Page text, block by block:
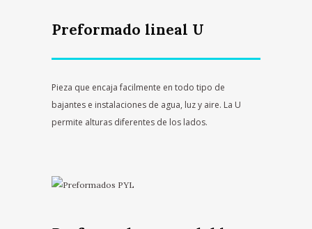
Preformado lineal U
Pieza que encaja facilmente en todo tipo de
bajantes e instalaciones de agua, luz y aire. La U
permite alturas diferentes de los lados.